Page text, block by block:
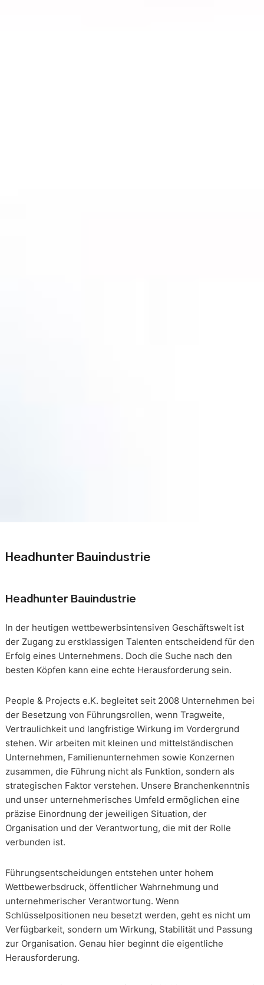
Headhunter Bauindustrie
Headhunter Bauindustrie
In der heutigen wettbewerbsintensiven Geschäftswelt ist
der Zugang zu erstklassigen Talenten entscheidend für den
Erfolg eines Unternehmens. Doch die Suche nach den
besten Köpfen kann eine echte Herausforderung sein.
People & Projects e.K. begleitet seit 2008 Unternehmen bei
der Besetzung von Führungsrollen, wenn Tragweite,
Vertraulichkeit und langfristige Wirkung im Vordergrund
stehen. Wir arbeiten mit kleinen und mittelständischen
Unternehmen, Familienunternehmen sowie Konzernen
zusammen, die Führung nicht als Funktion, sondern als
strategischen Faktor verstehen. Unsere Branchenkenntnis
und unser unternehmerisches Umfeld ermöglichen eine
präzise Einordnung der jeweiligen Situation, der
Organisation und der Verantwortung, die mit der Rolle
verbunden ist.
Führungsentscheidungen entstehen unter hohem
Wettbewerbsdruck, öffentlicher Wahrnehmung und
unternehmerischer Verantwortung. Wenn
Schlüsselpositionen neu besetzt werden, geht es nicht um
Verfügbarkeit, sondern um Wirkung, Stabilität und Passung
zur Organisation. Genau hier beginnt die eigentliche
Herausforderung.